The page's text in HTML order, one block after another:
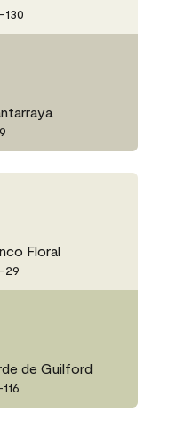
130
Floral
29
de Guilford